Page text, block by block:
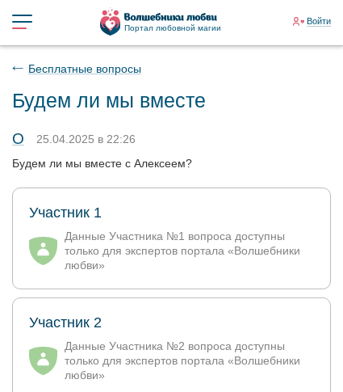
Портал любовной магии
Войти
Бесплатные вопросы
Будем ли мы вместе
О
25.04.2025 в 22:26
Будем ли мы вместе с Алексеем?
Участник 1
Данные Участника №1 вопроса доступны
только для экспертов портала «Волшебники
любви»
Участник 2
Данные Участника №2 вопроса доступны
только для экспертов портала «Волшебники
любви»